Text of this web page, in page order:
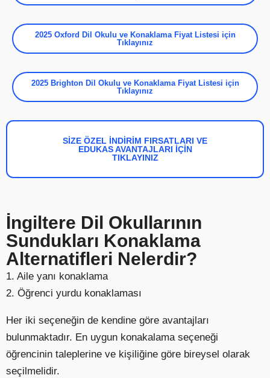
2025 Oxford Dil Okulu ve Konaklama Fiyat Listesi için
Tıklayınız
2025 Brighton Dil Okulu ve Konaklama Fiyat Listesi için
Tıklayınız
SİZE ÖZEL İNDİRİM FIRSATLARI VE
EDUKAS AVANTAJLARI İÇİN
TIKLAYINIZ
İngiltere Dil Okullarının
Sundukları Konaklama
Alternatifleri Nelerdir?
1. Aile yanı konaklama
2. Öğrenci yurdu konaklaması
Her iki seçeneğin de kendine göre avantajları
bulunmaktadır. En uygun konakalama seçeneği
öğrencinin taleplerine ve kişiliğine göre bireysel olarak
seçilmelidir.